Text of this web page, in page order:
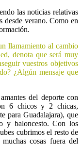
las noticias relativas
desde verano. Como en
llamamiento al cambio
denota que será muy
vuestros objetivos
¿Algún mensaje que
del deporte con
6 chicos y 2 chicas,
para Guadalajara), que
y baloncesto. Con los
cubrimos el resto de
cosas fuera del